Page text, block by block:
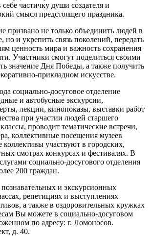
частичку души создателя и
смысл предстоящего праздника.
не только объединить людей в
но и укрепить связь поколений, передать
ценность мира и важность сохранения
Участники смогут поделиться своими
значение Дня Победы, а также получить
прикладном искусстве.
досуговое отделение
и автобусные экскурсии,
лекции, кинопоказы, выставки работ
при участии людей старшего
проводит тематические встречи,
коллективные посещения музеев
коллективы участвуют в городских,
смотрах конкурсах и фестивалях. В
социально-досугового отделения
200 граждан.
и экскурсионных
репетициях и выступлениях
а также в оздоровительных кружках
Вы можете в социально-досуговом
по адресу: г. Ломоносов.
д. 40.